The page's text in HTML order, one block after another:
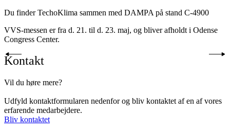
Du finder TechoKlima sammen med DAMPA på stand C-4900
VVS-messen er fra d. 21. til d. 23. maj, og bliver afholdt i Odense
Congress Center.
Kontakt
Vil du høre mere?
Udfyld kontaktformularen nedenfor og bliv kontaktet af en af vores
erfarende medarbejdere.
Bliv kontaktet